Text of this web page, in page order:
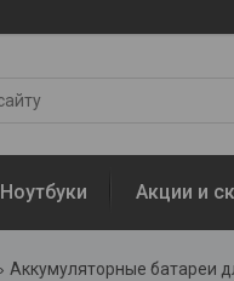
Ноутбуки Акции и
Аккумуляторные батареи